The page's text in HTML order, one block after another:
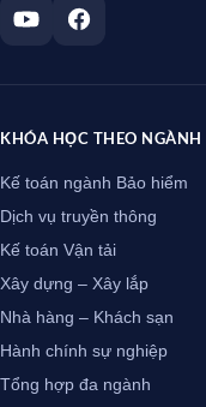
KHÓA HỌC THEO NGÀNH
Kế toán ngành Bảo hiểm
Dịch vụ truyền thông
Kế toán Vận tải
Xây dựng – Xây lắp
Nhà hàng – Khách sạn
Hành chính sự nghiệp
Tổng hợp đa ngành